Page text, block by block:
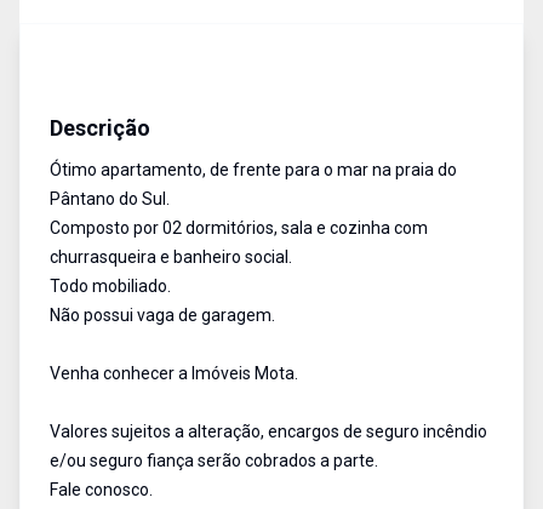
Descrição
Ótimo apartamento, de frente para o mar na praia do
Pântano do Sul.
Composto por 02 dormitórios, sala e cozinha com
churrasqueira e banheiro social.
Todo mobiliado.
Não possui vaga de garagem.
Venha conhecer a Imóveis Mota.
Valores sujeitos a alteração, encargos de seguro incêndio
e/ou seguro fiança serão cobrados a parte.
Fale conosco.